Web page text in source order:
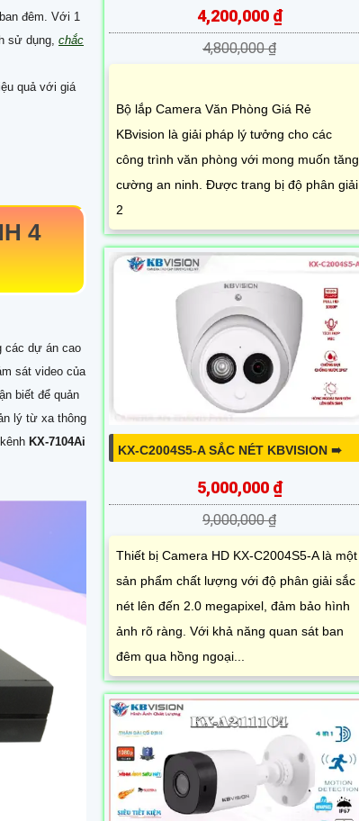
đêm. Với 1
sử dụng, chắc
quả với giá
4
các dự án cao
sát video của
biết để quản
lý từ xa thông
KX-7104Ai
4,200,000 ₫
4,800,000 ₫
Bộ lắp Camera Văn Phòng Giá Rẻ
KBvision là giải pháp lý tưởng cho các
công trình văn phòng với mong muốn tăng
cường an ninh. Được trang bị độ phân giải
2
KX-C2004S5-A SẮC NÉT KBVISION ➠
5,000,000 ₫
9,000,000 ₫
Thiết bị Camera HD KX-C2004S5-A là một
sản phẩm chất lượng với độ phân giải sắc
nét lên đến 2.0 megapixel, đảm bảo hình
ảnh rõ ràng. Với khả năng quan sát ban
đêm qua hồng ngoại...